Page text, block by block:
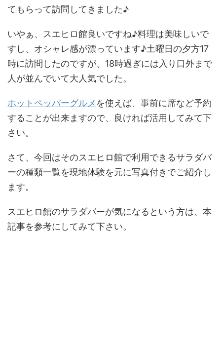
てもらって訪問してきました♪
いやぁ、スエヒロ館良いですね♪料理は美味しいで
すし、オシャレ感が漂っています♪土曜日の夕方17
時に訪問したのですが、18時過ぎには入り口外まで
人が並んでいて大人気でした。
ホットペッパーグルメ を使えば、事前に席など予約
することが出来ますので、良ければ活用してみて下
さい。
さて、今回はそのスエヒロ館で利用できるサラダバ
ーの種類一覧を現地体験を元に写真付きでご紹介し
ます。
スエヒロ館のサラダバーが気になるという方は、本
記事を参考にしてみて下さい。